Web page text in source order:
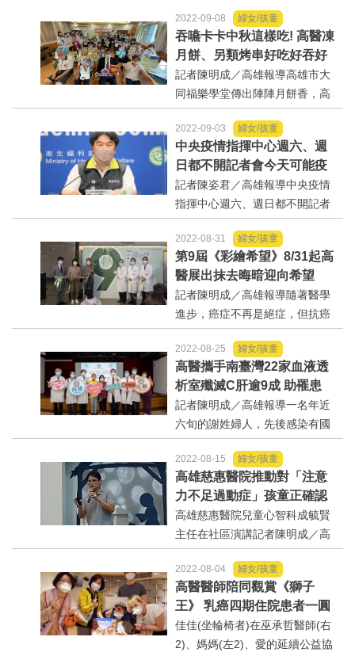
念醫院預約乳房攝影，電話中一
度想退卻受檢，篩檢個案管理師
一直給予信心關懷及衛教，而決
定勇敢接受檢查，經確...
2022-09-08 婦女/孩童
吞嚥卡卡中秋這樣吃! 高醫凍
月餅、另類烤串好吃好吞好
安心
記者陳明成／高雄報導高雄市大
同福樂學堂傳出陣陣月餅香，高
雄醫學大學暨醫療體系一校五院
總動員，在中秋節前夕幫日照中
心的長輩們舉辦另類中秋團圓
宴，高醫大附設中和紀念醫院出
動專業營養師團隊現場製...
2022-09-03 婦女/孩童
中央疫情指揮中心週六、週
日都不開記者會今天可能疫
苗問題召開
記者陳姿君／高雄報導中央疫情
指揮中心週六、週日都不開記者
會，但今（3）日指揮中心突然宣
布原定14時發布新聞稿，改成16
時記者會說明，由指揮中心指揮
官王必勝親自出席說明疫情及防
疫作為。...
2022-08-31 婦女/孩童
第9屆《彩繪希望》8/31起高
醫展出抹去晦暗迎向希望
記者陳明成／高雄報導隨著醫學
進步，癌症不再是絕症，但抗癌
過程中，身體的不適、治療的辛
苦，以及結果的不可預測都讓病
友感到不安、沮喪。對於不分晝
夜走在抗癌路上的癌友家屬與醫
療團隊來說，繪畫同時...
2022-08-25 婦女/孩童
高醫攜手南臺灣22家血液透
析室殲滅C肝逾9成 助罹患
B、C肝及尿毒症婦成為人生
「腎」利組
記者陳明成／高雄報導一名年近
六旬的謝姓婦人，先後感染有國
病之稱的B型及C型肝炎，期間又
罹患尿毒症，須終生接受血液透
析治療(俗稱洗腎)，但她並沒有被
惡疾擊垮，在高雄醫學大學附設
中和紀念醫院接受治...
2022-08-15 婦女/孩童
高雄慈惠醫院推動對「注意
力不足過動症」孩童正確認
知講座
高雄慈惠醫院兒童心智科成毓賢
主任在社區演講記者陳明成／高
雄報導高雄慈惠醫院推動「注意
力不足過動症」孩童正確認知講
座，讓更多人了解無法專注其實
是源自於大腦功能的失調，並非
孩童故意所為，導...
2022-08-04 婦女/孩童
高醫醫師陪同觀賞《獅子
王》 乳癌四期住院患者一圓
心願
佳佳(坐輪椅者)在巫承哲醫師(右
2)、媽媽(左2)、愛的延續公益協